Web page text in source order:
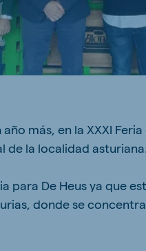
más, en la XXXI
de la localidad asturiana.
para De Heus ya que
donde se
Russian